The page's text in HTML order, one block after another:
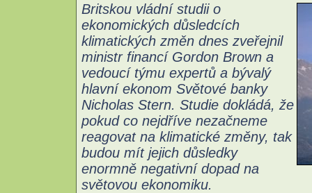
Britskou vládní studii o
ekonomických důsledcích
klimatických změn dnes zveřejnil
ministr financí Gordon Brown a
vedoucí týmu expertů a bývalý
hlavní ekonom Světové banky
Nicholas Stern. Studie dokládá, že
pokud co nejdříve nezačneme
reagovat na klimatické změny, tak
budou mít jejich důsledky
enormně negativní dopad na
světovou ekonomiku.